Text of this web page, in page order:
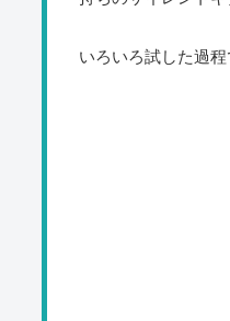
いろいろ試した過